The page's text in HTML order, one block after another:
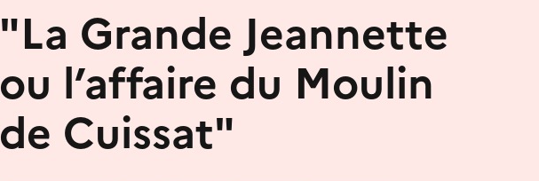
"La Grande Jeannette
ou l’affaire du Moulin
de Cuissat"